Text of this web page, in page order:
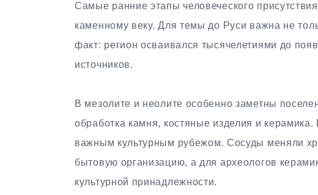
Самые ранние этапы человеческого
каменному веку. Для темы до Руси важна не
факт: регион осваивался тысячелетиями до
источников.
В мезолите и неолите особенно заметны
обработка камня, костяные изделия и
важным культурным рубежом. Сосуды меняли
бытовую организацию, а для археологов
культурной принадлежности.